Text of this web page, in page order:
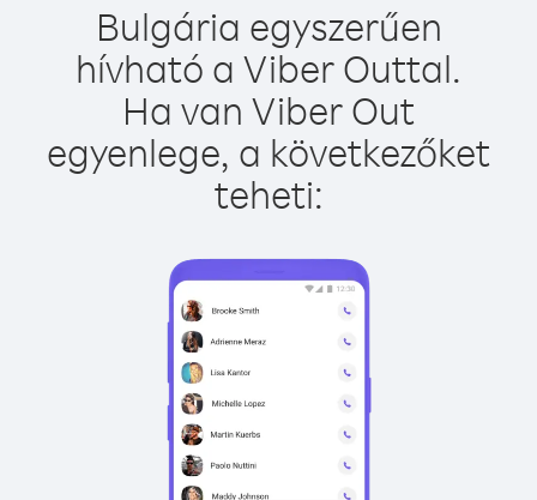
Bulgária egyszerűen
hívható a Viber Outtal.
Ha van Viber Out
egyenlege, a következőket
teheti: